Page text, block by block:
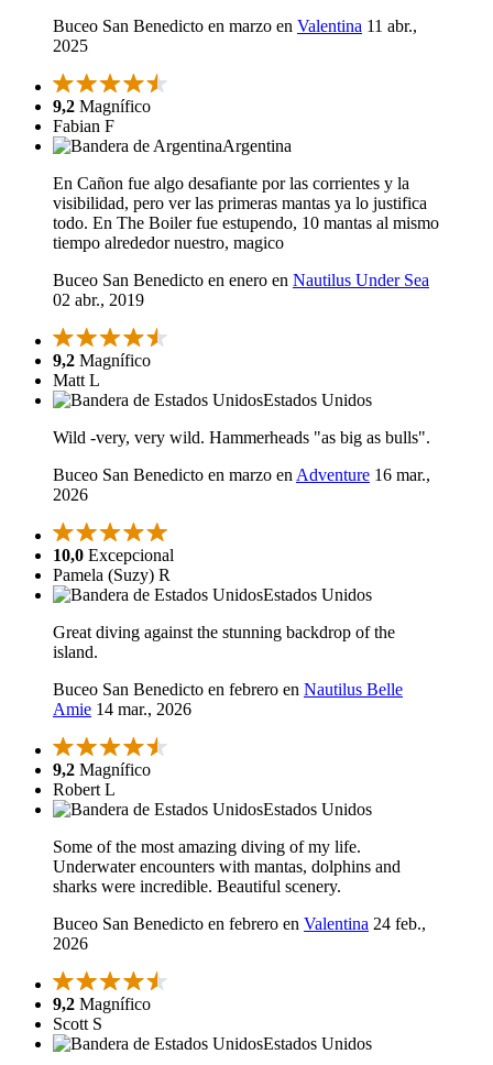
Buceo San Benedicto en marzo en Valentina 11 abr.,
2025
9,2 Magnífico
Fabian F
Argentina
En Cañon fue algo desafiante por las corrientes y la
visibilidad, pero ver las primeras mantas ya lo justifica
todo. En The Boiler fue estupendo, 10 mantas al mismo
tiempo alrededor nuestro, magico
Buceo San Benedicto en enero en Nautilus Under Sea
02 abr., 2019
9,2 Magnífico
Matt L
Estados Unidos
Wild -very, very wild. Hammerheads "as big as bulls".
Buceo San Benedicto en marzo enAdventure 16 mar.,
2026
10,0 Excepcional
Pamela (Suzy) R
Estados Unidos
Great diving against the stunning backdrop of the
island.
Buceo San Benedicto en febrero en Nautilus Belle
Amie 14 mar., 2026
9,2 Magnífico
Robert L
Estados Unidos
Some of the most amazing diving of my life.
Underwater encounters with mantas, dolphins and
sharks were incredible. Beautiful scenery.
Buceo San Benedicto en febrero en Valentina 24 feb.,
2026
9,2 Magnífico
Scott S
Estados Unidos